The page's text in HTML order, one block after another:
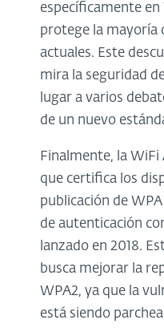
específicamente
protege la mayoría
actuales. Este
mira la seguridad
lugar a varios
de un nuevo
Finalmente, la WiFi
que certifica los
publicación de
de autenticación
lanzado en 2018.
busca mejorar la
WPA2, ya que la
está siendo